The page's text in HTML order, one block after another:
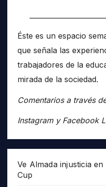
Éste es un espacio
que señala las
trabajadores de la
mirada de la sociedad.
Comentarios a través
Instagram y Facebook
Ve Almada injusticia
Cup